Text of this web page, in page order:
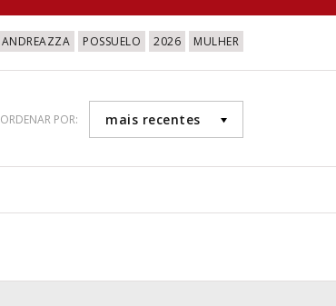
ANDREAZZA POSSUELO 2026 MULHER
ORDENAR POR: mais recentes